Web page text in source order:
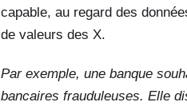
capable, au regard des
de valeurs des X.
Par exemple, une banque
bancaires frauduleuses. Elle